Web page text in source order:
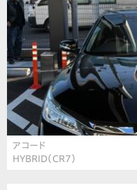
アコード
HYBRID（CR7）